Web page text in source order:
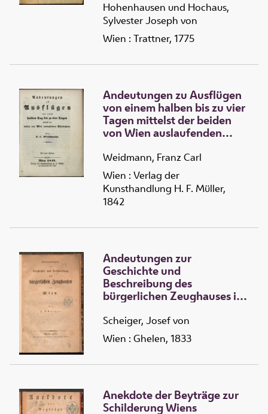
Hohenhausen und Hochaus,
Sylvester Joseph von
Wien : Trattner, 1775
Andeutungen zu Ausflügen
von einem halben bis zu vier
Tagen mittelst der beiden
von Wien auslaufenden
Weidmann, Franz Carl
Wien : Verlag der
Kunsthandlung H. F. Müller,
1842
Andeutungen zur
Geschichte und
Beschreibung des
bürgerlichen Zeughauses in
Scheiger, Josef von
Wien : Ghelen, 1833
Anekdote der Beyträge zur
Schilderung Wiens